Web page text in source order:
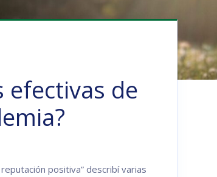
efectivas de
positiva” describí varias